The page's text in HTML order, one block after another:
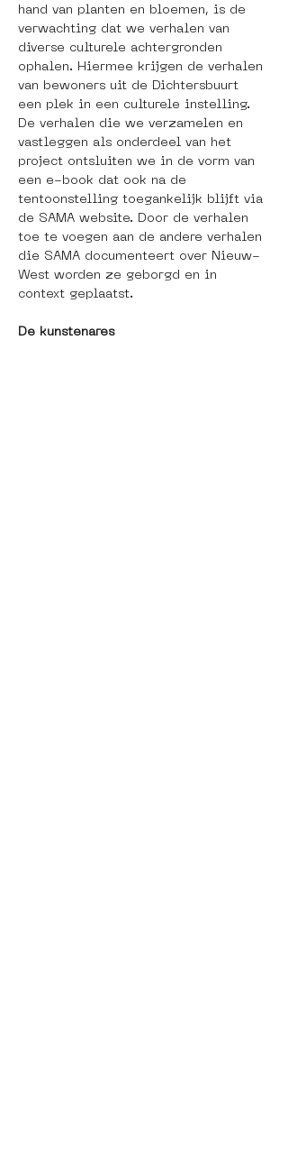
hand van planten en bloemen, is de
verwachting dat we verhalen van
diverse culturele achtergronden
ophalen. Hiermee krijgen de verhalen
van bewoners uit de Dichtersbuurt
een plek in een culturele instelling.
De verhalen die we verzamelen en
vastleggen als onderdeel van het
project ontsluiten we in de vorm van
een e-book dat ook na de
tentoonstelling toegankelijk blijft via
de SAMA website. Door de verhalen
toe te voegen aan de andere verhalen
die SAMA documenteert over Nieuw-
West worden ze geborgd en in
context geplaatst.
De kunstenares